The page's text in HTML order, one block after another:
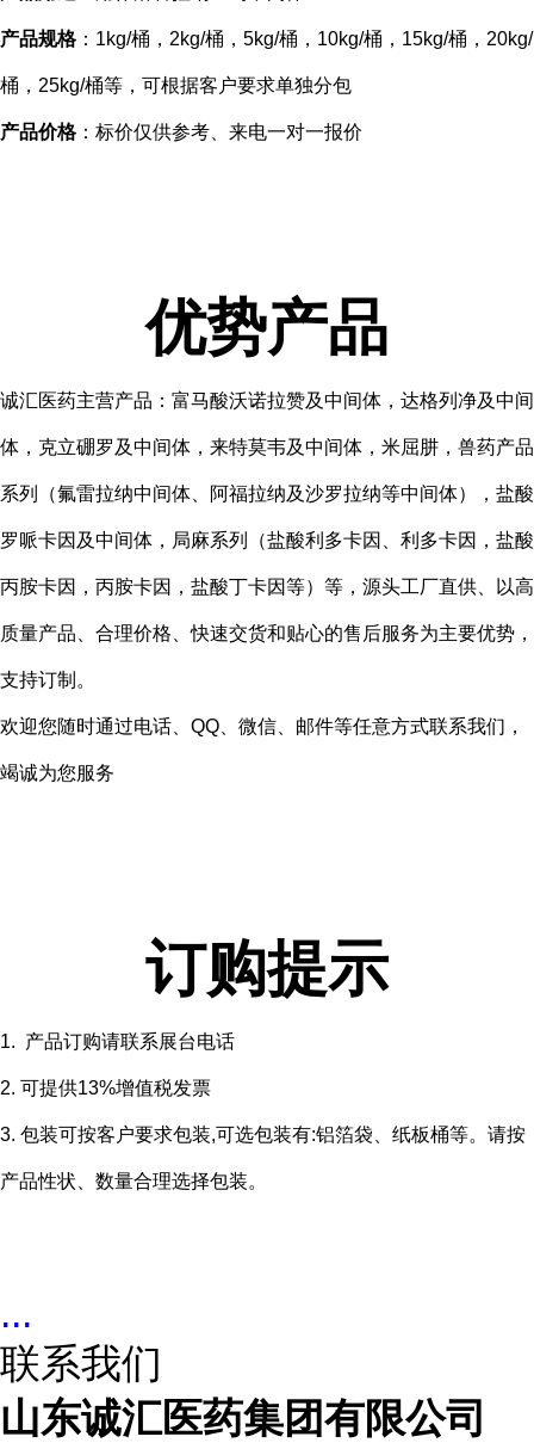
产品规格：1kg/桶，2kg/桶，5kg/桶，10kg/桶，15kg/桶，20kg/
桶，25kg/桶等，可根据客户要求单独分包
产品价格：标价仅供参考、来电一对一报价
优势产品
诚汇医药主营产品：富马酸沃诺拉赞及中间体，达格列净及中间
体，克立硼罗及中间体，来特莫韦及中间体，米屈肼，兽药产品
系列（氟雷拉纳中间体、阿福拉纳及沙罗拉纳等中间体），盐酸
罗哌卡因及中间体，局麻系列（盐酸利多卡因、利多卡因，盐酸
丙胺卡因，丙胺卡因，盐酸丁卡因等）等，源头工厂直供、以高
质量产品、合理价格、快速交货和贴心的售后服务为主要优势，
支持订制。
欢迎您随时通过电话、QQ、微信、邮件等任意方式联系我们，
竭诚为您服务
订购提示
1. 产品订购请联系展台电话
2. 可提供13%增值税发票
3. 包装可按客户要求包装,可选包装有:铝箔袋、纸板桶等。请按
产品性状、数量合理选择包装。
...
联系我们
山东诚汇医药集团有限公司